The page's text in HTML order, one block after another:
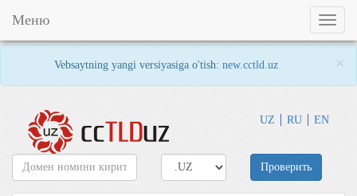
Vebsaytning yangi versiyasiga o'tish: new.cctld.uz ×
UZ RU EN
Toggle
Меню
Проверить